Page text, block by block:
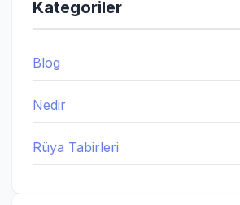
Kategoriler
Blog
Nedir
Rüya Tabirleri